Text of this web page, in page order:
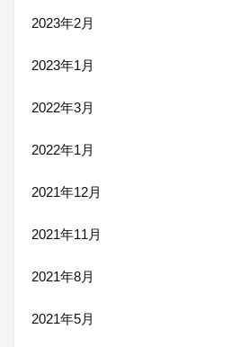
2023年2月
2023年1月
2022年3月
2022年1月
2021年12月
2021年11月
2021年8月
2021年5月